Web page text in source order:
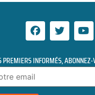
PREMIERS INFORMÉS,